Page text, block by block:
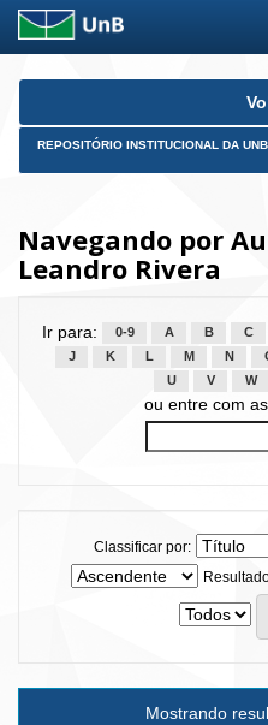
Skip
REPOSITÓRIO INSTITUCIONAL DA UNB
Navegando por
Leandro Rivera
Ir para: 0-9 A B C
J
K L M N
U
V W
ou entre com
Classificar por:
Mostrando